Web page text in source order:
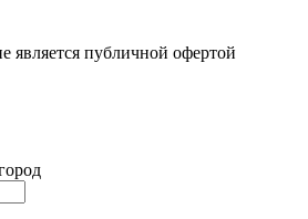
является публичной офертой